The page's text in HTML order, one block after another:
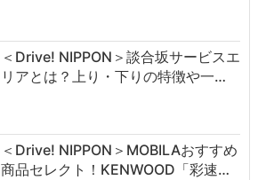
＜Drive! NIPPON＞談合坂サービスエ
リアとは？上り・下りの特徴や一…
＜Drive! NIPPON＞MOBILAおすすめ
商品セレクト！KENWOOD「彩速…